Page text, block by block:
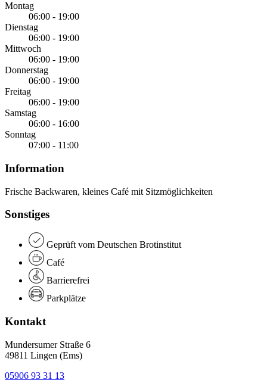
Montag
06:00 - 19:00
Dienstag
06:00 - 19:00
Mittwoch
06:00 - 19:00
Donnerstag
06:00 - 19:00
Freitag
06:00 - 19:00
Samstag
06:00 - 16:00
Sonntag
07:00 - 11:00
Information
Frische Backwaren, kleines Café mit Sitzmöglichkeiten
Sonstiges
Geprüft vom Deutschen Brotinstitut
Café
Barrierefrei
Parkplätze
Kontakt
Mundersumer Straße 6
49811 Lingen (Ems)
05906 93 31 13